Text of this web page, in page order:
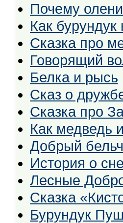
Почему
Как
Сказка про
Говорящий
Белка и рысь
Сказ о
Сказка про
Как медведь
Добрый
История о
Лесные
Сказка
Бурундук